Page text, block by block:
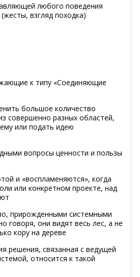
любого поведения
взгляд походка)
к типу «Соединяющие
большое количество
совершенно разных областей,
или подать идею
вопросы ценности и пользы
и «воспламеняются», когда
или конкретном проекте, над
прирожденными системными
говоря, они видят весь лес, а не
кору на дереве
решения, связанная с ведущей
относится к такой